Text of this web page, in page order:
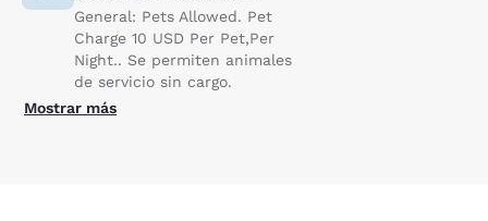
General: Pets Allowed. Pet
Charge 10 USD Per Pet,Per
Night.. Se permiten animales
de servicio sin cargo.
Mostrar más